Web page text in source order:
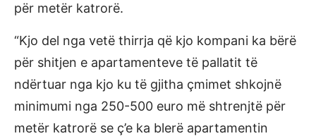
për metër katrorë.
“Kjo del nga vetë thirrja që kjo kompani ka bërë
për shitjen e apartamenteve të pallatit të
ndërtuar nga kjo ku të gjitha çmimet shkojnë
minimumi nga 250-500 euro më shtrenjtë për
metër katrorë se ç’e ka blerë apartamentin